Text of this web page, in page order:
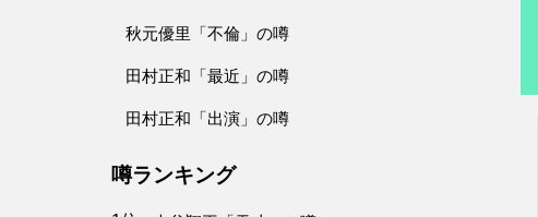
秋元優里「不倫」の噂
田村正和「最近」の噂
田村正和「出演」の噂
噂ランキング